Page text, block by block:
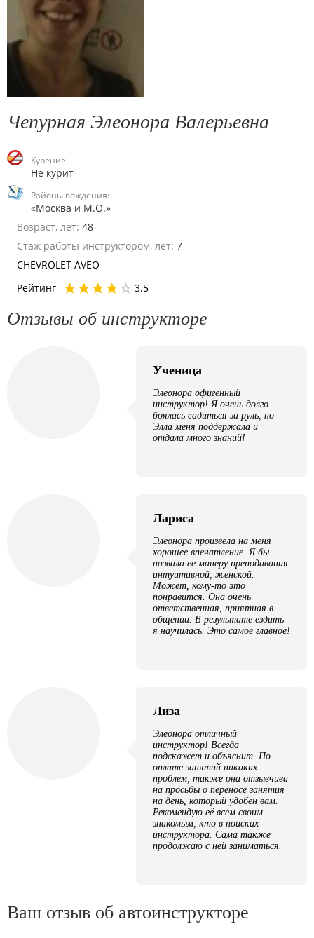
Чепурная Элеонора Валерьевна
Курение
Не курит
Районы вождения:
«Москва и М.О.»
Возраст, лет: 48
Стаж работы инструктором, лет: 7
CHEVROLET AVEO
Рейтинг
3.5
Отзывы об инструкторе
Ученица
Элеонора офигенный
инструктор! Я очень долго
боялась садиться за руль, но
Элла меня поддержала и
отдала много знаний!
Лариса
Элеонора произвела на меня
хорошее впечатление. Я бы
назвала ее манеру преподавания
интуитивной, женской.
Может, кому-то это
понравится. Она очень
ответственная, приятная в
общении. В результате ездить
я научилась. Это самое главное!
Лиза
Элеонора отличный
инструктор! Всегда
подскажет и объяснит. По
оплате занятий никаких
проблем, также она отзывчива
на просьбы о переносе занятия
на день, который удобен вам.
Рекомендую её всем своим
знакомым, кто в поисках
инструктора. Сама также
продолжаю с ней заниматься.
Ваш отзыв об автоинструкторе